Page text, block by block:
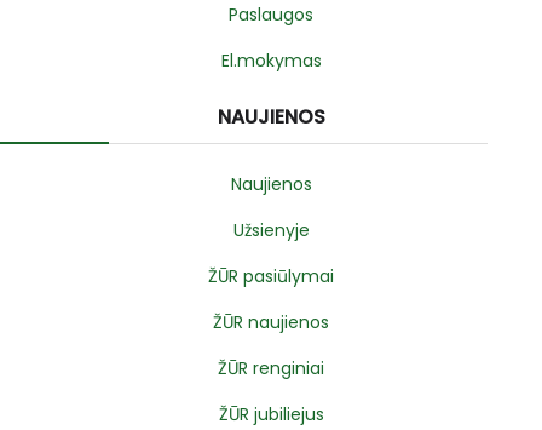
Paslaugos
El.mokymas
NAUJIENOS
Naujienos
Užsienyje
ŽŪR pasiūlymai
ŽŪR naujienos
ŽŪR renginiai
ŽŪR jubiliejus